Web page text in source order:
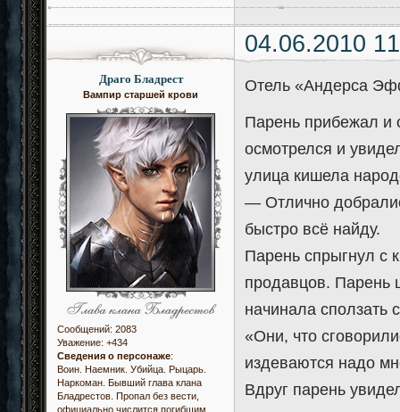
04.06.2010
Драго Бладрест
Вампир старшей крови
Сообщений: 2083
Уважение: +434
Сведения о персонаже:
Воин. Наемник. Убийца. Рыцарь.
Наркоман. Бывший глава клана
Бладрестов. Пропал без вести,
официально числится погибшим
Отель «Андерса
Парень прибежал и
осмотрелся и
улица кишела
— Отлично
быстро всё найду.
Парень спрыгнул с
продавцов. Парень
начинала сползать
«Они, что
издеваются надо
Вдруг парень